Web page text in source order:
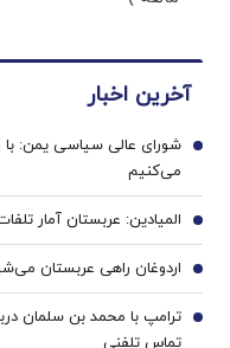
آخرین اخبار
شورای عالی سیاسی یمن:
می‌کنیم
1
المیادین: عربستان آمار 2
اردوغان راهی عربستان 3
ترامپ با محمد بن سلمان
تماس تلفنی
4